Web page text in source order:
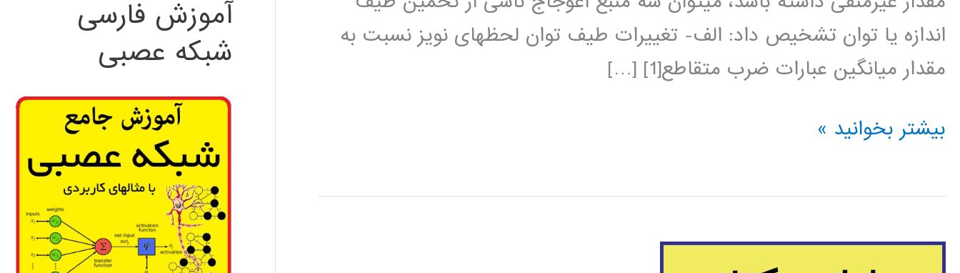
اندازه يا توان تشخيص داد: الف- تغييرات طيف توان لحظه⁯ای نويز نسبت به
مقدار ميانگين عبارات ضرب متقاطع[1] […]
اعوجاجهای
از
بیشتر بخوانید »
آموزش فارسی
شبکه عصبی